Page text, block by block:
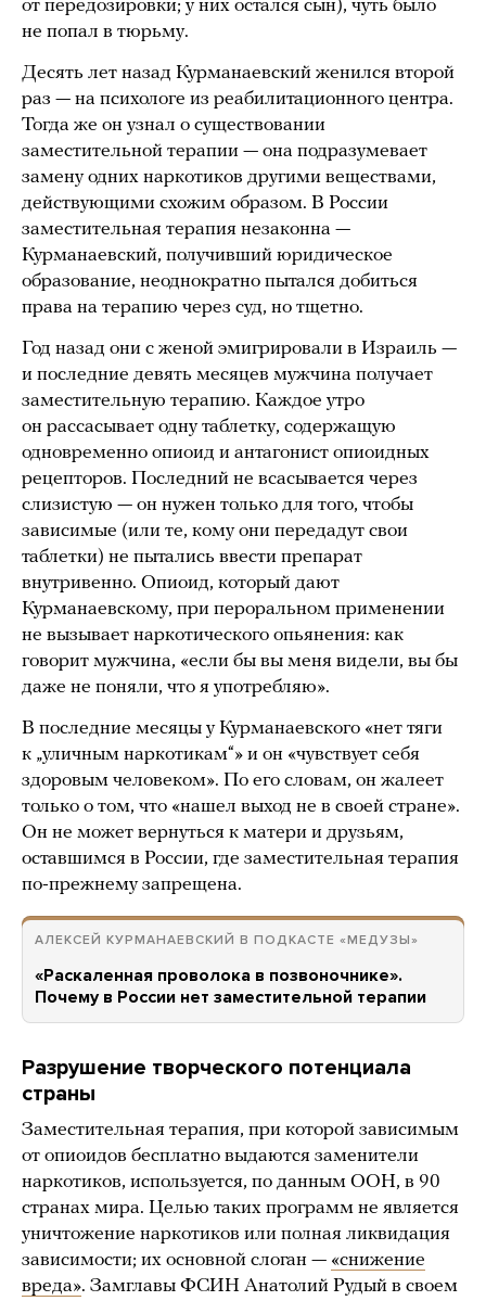
от передозировки; у них остался сын), чуть было
не попал в тюрьму.
Десять лет назад Курманаевский женился второй
раз — на психологе из реабилитационного центра.
Тогда же он узнал о существовании
заместительной терапии — она подразумевает
замену одних наркотиков другими веществами,
действующими схожим образом. В России
заместительная терапия незаконна —
Курманаевский, получивший юридическое
образование, неоднократно пытался добиться
права на терапию через суд, но тщетно.
Год назад они с женой эмигрировали в Израиль —
и последние девять месяцев мужчина получает
заместительную терапию. Каждое утро
он рассасывает одну таблетку, содержащую
одновременно опиоид и антагонист опиоидных
рецепторов. Последний не всасывается через
слизистую — он нужен только для того, чтобы
зависимые (или те, кому они передадут свои
таблетки) не пытались ввести препарат
внутривенно. Опиоид, который дают
Курманаевскому, при пероральном применении
не вызывает наркотического опьянения: как
говорит мужчина, «если бы вы меня видели, вы бы
даже не поняли, что я употребляю».
В последние месяцы у Курманаевского «нет тяги
к „уличным наркотикам“» и он «чувствует себя
здоровым человеком». По его словам, он жалеет
только о том, что «нашел выход не в своей стране».
Он не может вернуться к матери и друзьям,
оставшимся в России, где заместительная терапия
по-прежнему запрещена.
АЛЕКСЕЙ КУРМАНАЕВСКИЙ В ПОДКАСТЕ «МЕДУЗЫ»
«Раскаленная проволока в позвоночнике».
Почему в России нет заместительной терапии
Разрушение творческого потенциала
страны
Заместительная терапия, при которой зависимым
от опиоидов бесплатно выдаются заменители
наркотиков, используется, по данным ООН, в 90
странах мира. Целью таких программ не является
уничтожение наркотиков или полная ликвидация
зависимости; их основной слоган — «снижение
вреда». Замглавы ФСИН Анатолий Рудый в своем